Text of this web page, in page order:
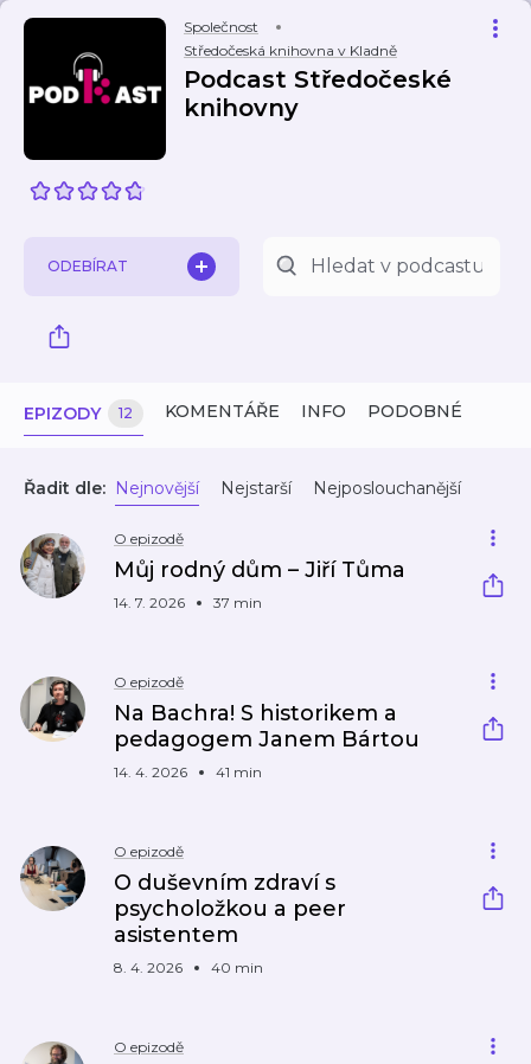
Společnost
Středočeská knihovna v Kladně
Podcast Středočeské
knihovny
ODEBÍRAT
EPIZODY 12 KOMENTÁŘE INFO PODOBNÉ
Řadit dle: Nejnovější Nejstarší Nejposlouchanější
O epizodě
Můj rodný dům – Jiří Tůma
14. 7. 2026 37 min
O epizodě
Na Bachra! S historikem a
pedagogem Janem Bártou
14. 4. 2026 41 min
O epizodě
O duševním zdraví s
psycholožkou a peer
asistentem
8. 4. 2026 40 min
O epizodě